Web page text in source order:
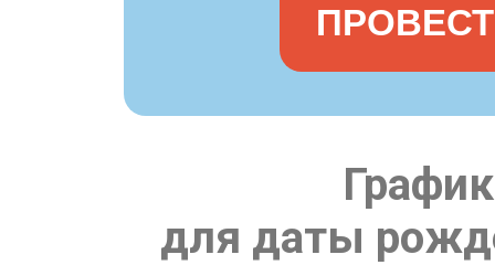
для даты